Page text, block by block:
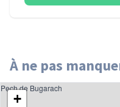
À ne pas
+
Pech de Bugarach